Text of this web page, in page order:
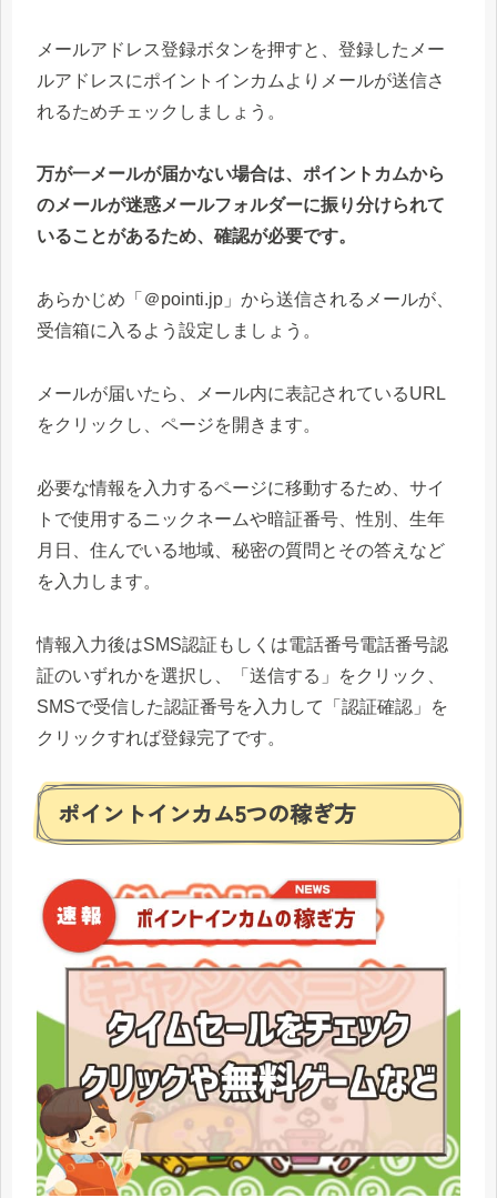
メールアドレス登録ボタンを押すと、登録したメー
ルアドレスにポイントインカムよりメールが送信さ
れるためチェックしましょう。
万が一メールが届かない場合は、ポイントカムから
のメールが迷惑メールフォルダーに振り分けられて
いることがあるため、確認が必要です。
あらかじめ「＠pointi.jp」から送信されるメールが、
受信箱に入るよう設定しましょう。
メールが届いたら、メール内に表記されているURL
をクリックし、ページを開きます。
必要な情報を入力するページに移動するため、サイ
トで使用するニックネームや暗証番号、性別、生年
月日、住んでいる地域、秘密の質問とその答えなど
を入力します。
情報入力後はSMS認証もしくは電話番号電話番号認
証のいずれかを選択し、「送信する」をクリック、
SMSで受信した認証番号を入力して「認証確認」を
クリックすれば登録完了です。
ポイントインカム5つの稼ぎ方